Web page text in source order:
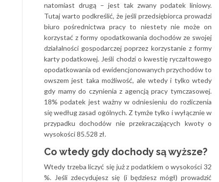
natomiast drugą – jest tak zwany podatek liniowy.
Tutaj warto podkreślić, że jeśli przedsiębiorca prowadzi
biuro pośrednictwa pracy to niestety nie może on
korzystać z formy opodatkowania dochodów ze swojej
działalności gospodarczej poprzez korzystanie z formy
karty podatkowej. Jeśli chodzi o kwestię ryczałtowego
opodatkowania od ewidencjonowanych przychodów to
owszem jest taka możliwość, ale wtedy i tylko wtedy
gdy mamy do czynienia z agencją pracy tymczasowej.
18% podatek jest ważny w odniesieniu do rozliczenia
się według zasad ogólnych. Z tymże tylko i wyłącznie w
przypadku dochodów nie przekraczających kwoty o
wysokości 85.528 zł.
Co wtedy gdy dochody są wyższe?
Wtedy trzeba liczyć się już z podatkiem o wysokości 32
%. Jeśli zdecydujesz się (i będziesz mógł) prowadzić